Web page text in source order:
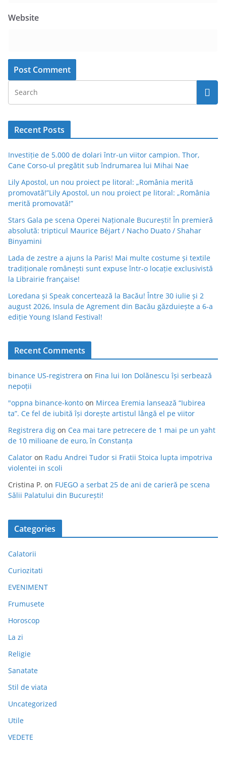
Website
Recent Posts
Investiție de 5.000 de dolari într-un viitor campion. Thor,
Cane Corso-ul pregătit sub îndrumarea lui Mihai Nae
Lily Apostol, un nou proiect pe litoral: „România merită
promovată!”Lily Apostol, un nou proiect pe litoral: „România
merită promovată!”
Stars Gala pe scena Operei Naționale București! În premieră
absolută: tripticul Maurice Béjart / Nacho Duato / Shahar
Binyamini
Lada de zestre a ajuns la Paris! Mai multe costume și textile
tradiționale românești sunt expuse într-o locație exclusivistă
la Librairie française!
Loredana și Speak concertează la Bacău! Între 30 iulie și 2
august 2026, Insula de Agrement din Bacău găzduiește a 6-a
ediție Young Island Festival!
Recent Comments
binance US-registrera on Fina lui Ion Dolănescu își serbează
nepoții
"oppna binance-konto on Mircea Eremia lansează “Iubirea
ta”. Ce fel de iubită își dorește artistul lângă el pe viitor
Registrera dig on Cea mai tare petrecere de 1 mai pe un yaht
de 10 milioane de euro, în Constanța
Calator on Radu Andrei Tudor si Fratii Stoica lupta impotriva
violentei in scoli
Cristina P. on FUEGO a serbat 25 de ani de carieră pe scena
Sălii Palatului din București!
Categories
Calatorii
Curiozitati
EVENIMENT
Frumusete
Horoscop
La zi
Religie
Sanatate
Stil de viata
Uncategorized
Utile
VEDETE